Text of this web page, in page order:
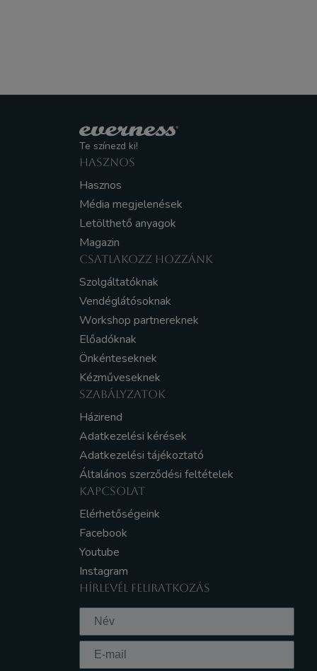
Te színezd ki!
HASZNOS
Hasznos
Média megjelenések
Letölthető anyagok
Magazin
CSATLAKOZZ HOZZÁNK
Szolgáltatóknak
Vendéglátósoknak
Workshop partnereknek
Előadóknak
Önkénteseknek
Kézműveseknek
SZABÁLYZATOK
Házirend
Adatkezelési kérések
Adatkezelési tájékoztató
Általános szerződési feltételek
KAPCSOLAT
Elérhetőségeink
Facebook
Youtube
Instagram
HÍRLEVÉL FELIRATKOZÁS